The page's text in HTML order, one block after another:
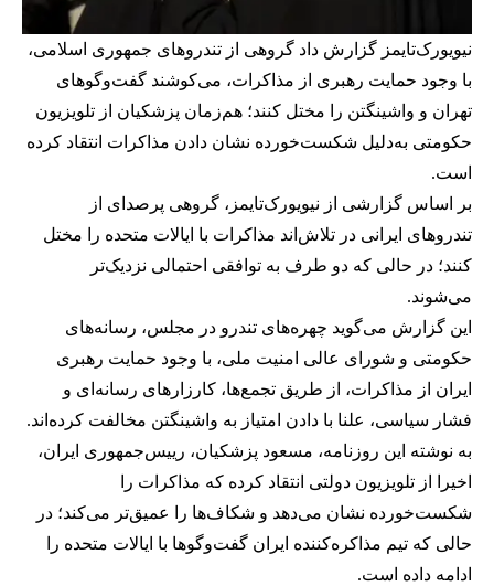
نیویورک‌تایمز گزارش داد گروهی از تندروهای جمهوری اسلامی،
با وجود حمایت رهبری از مذاکرات، می‌کوشند گفت‌وگوهای
تهران و واشینگتن را مختل کنند؛ هم‌زمان پزشکیان از تلویزیون
حکومتی به‌دلیل شکست‌خورده نشان دادن مذاکرات انتقاد کرده
است.
بر اساس گزارشی از نیویورک‌تایمز، گروهی پرصدای از
تندروهای ایرانی در تلاش‌اند مذاکرات با ایالات متحده را مختل
کنند؛ در حالی که دو طرف به توافقی احتمالی نزدیک‌تر
می‌شوند.
این گزارش می‌گوید چهره‌های تندرو در مجلس، رسانه‌های
حکومتی و شورای عالی امنیت ملی، با وجود حمایت رهبری
ایران از مذاکرات، از طریق تجمع‌ها، کارزارهای رسانه‌ای و
فشار سیاسی، علنا با دادن امتیاز به واشینگتن مخالفت کرده‌اند.
به نوشته این روزنامه، مسعود پزشکیان، رییس‌جمهوری ایران،
اخیرا از تلویزیون دولتی انتقاد کرده که مذاکرات را
شکست‌خورده نشان می‌دهد و شکاف‌ها را عمیق‌تر می‌کند؛ در
حالی که تیم مذاکره‌کننده ایران گفت‌وگوها با ایالات متحده را
ادامه داده است.